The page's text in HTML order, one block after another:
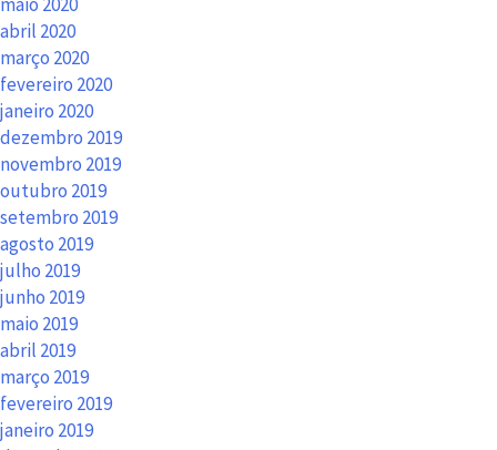
abril 2020
março 2020
fevereiro 2020
janeiro 2020
dezembro 2019
novembro 2019
outubro 2019
setembro 2019
agosto 2019
julho 2019
junho 2019
maio 2019
abril 2019
março 2019
fevereiro 2019
janeiro 2019